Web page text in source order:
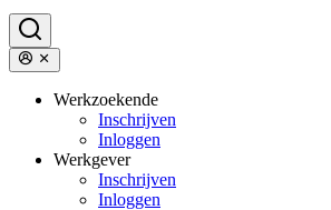
Werkzoekende
Inschrijven
Inloggen
Werkgever
Inschrijven
Inloggen